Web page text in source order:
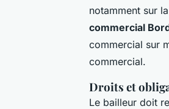
notamment sur
commercial
commercial sur
commercial.
Droits et
Le bailleur doit